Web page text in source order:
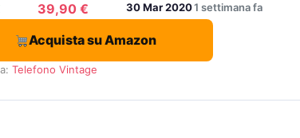
39,90 € 30 Mar 20201 settimana fa
Acquista su Amazon
Telefono Vintage